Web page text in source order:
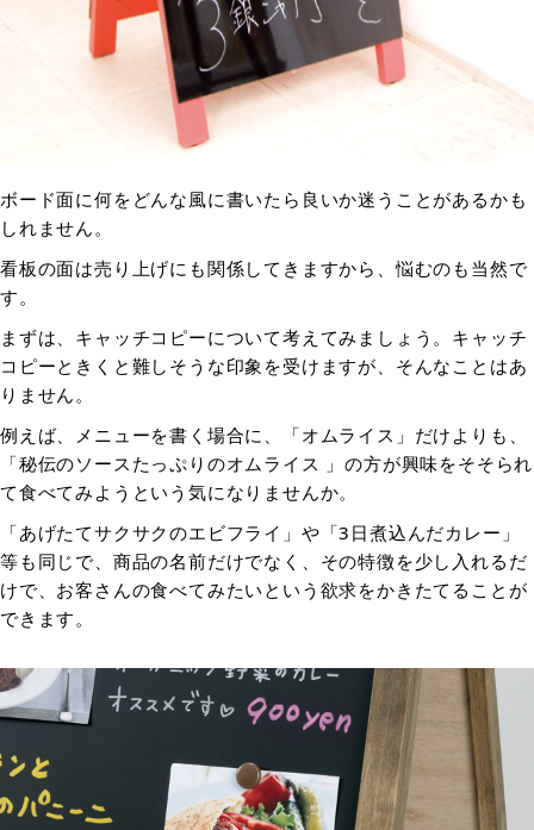
ボード面に何をどんな風に書いたら良いか迷うことがあるかも
しれません。
看板の面は売り上げにも関係してきますから、悩むのも当然で
す。
まずは、キャッチコピーについて考えてみましょう。キャッチ
コピーときくと難しそうな印象を受けますが、そんなことはあ
りません。
例えば、メニューを書く場合に、「オムライス」だけよりも、
「秘伝のソースたっぷりのオムライス 」の方が興味をそそられ
て食べてみようという気になりませんか。
「あげたてサクサクのエビフライ」や「3日煮込んだカレー」
等も同じで、商品の名前だけでなく、その特徴を少し入れるだ
けで、お客さんの食べてみたいという欲求をかきたてることが
できます。